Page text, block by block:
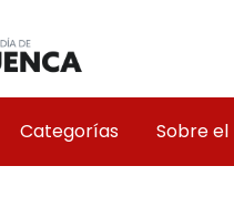
Categorías Sobre